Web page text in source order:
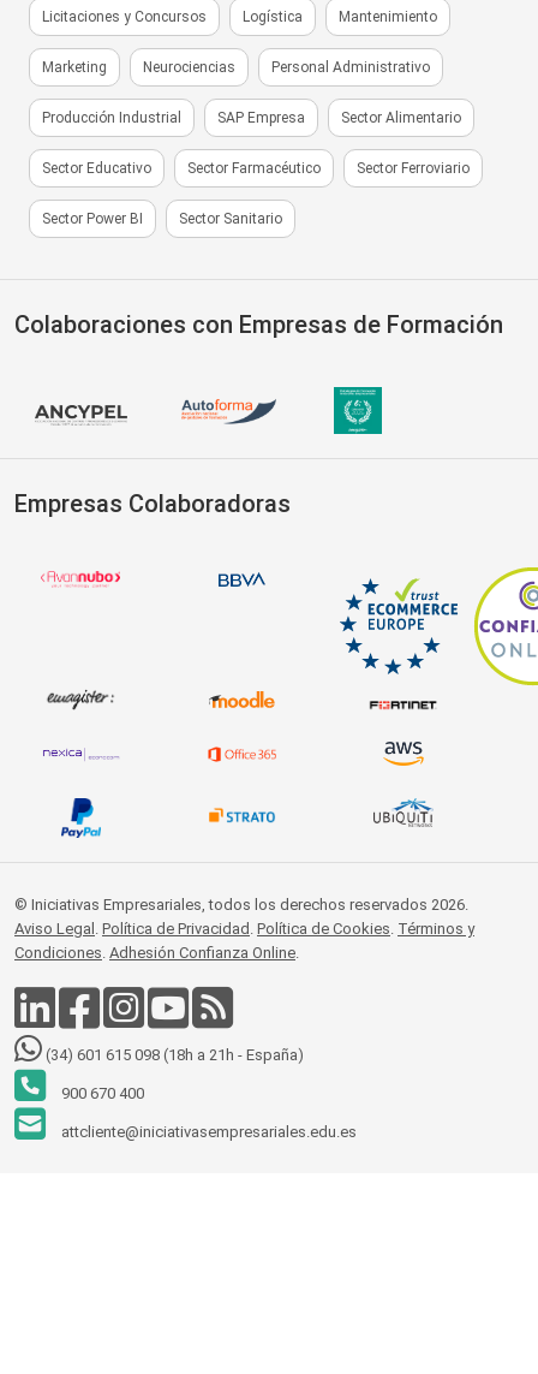
Licitaciones y Concursos Logística Mantenimiento
Marketing Neurociencias Personal Administrativo
Producción Industrial SAP Empresa Sector Alimentario
Sector Educativo Sector Farmacéutico Sector Ferroviario
Sector Power BI Sector Sanitario
Colaboraciones con Empresas de Formación
Empresas Colaboradoras
© Iniciativas Empresariales, todos los derechos reservados 2026.
Aviso Legal . Política de Privacidad . Política de Cookies. Términos y
Condiciones. Adhesión Confianza Online.
(34) 601 615 098 (18h a 21h - España)
900 670 400
attcliente@iniciativasempresariales.edu.es